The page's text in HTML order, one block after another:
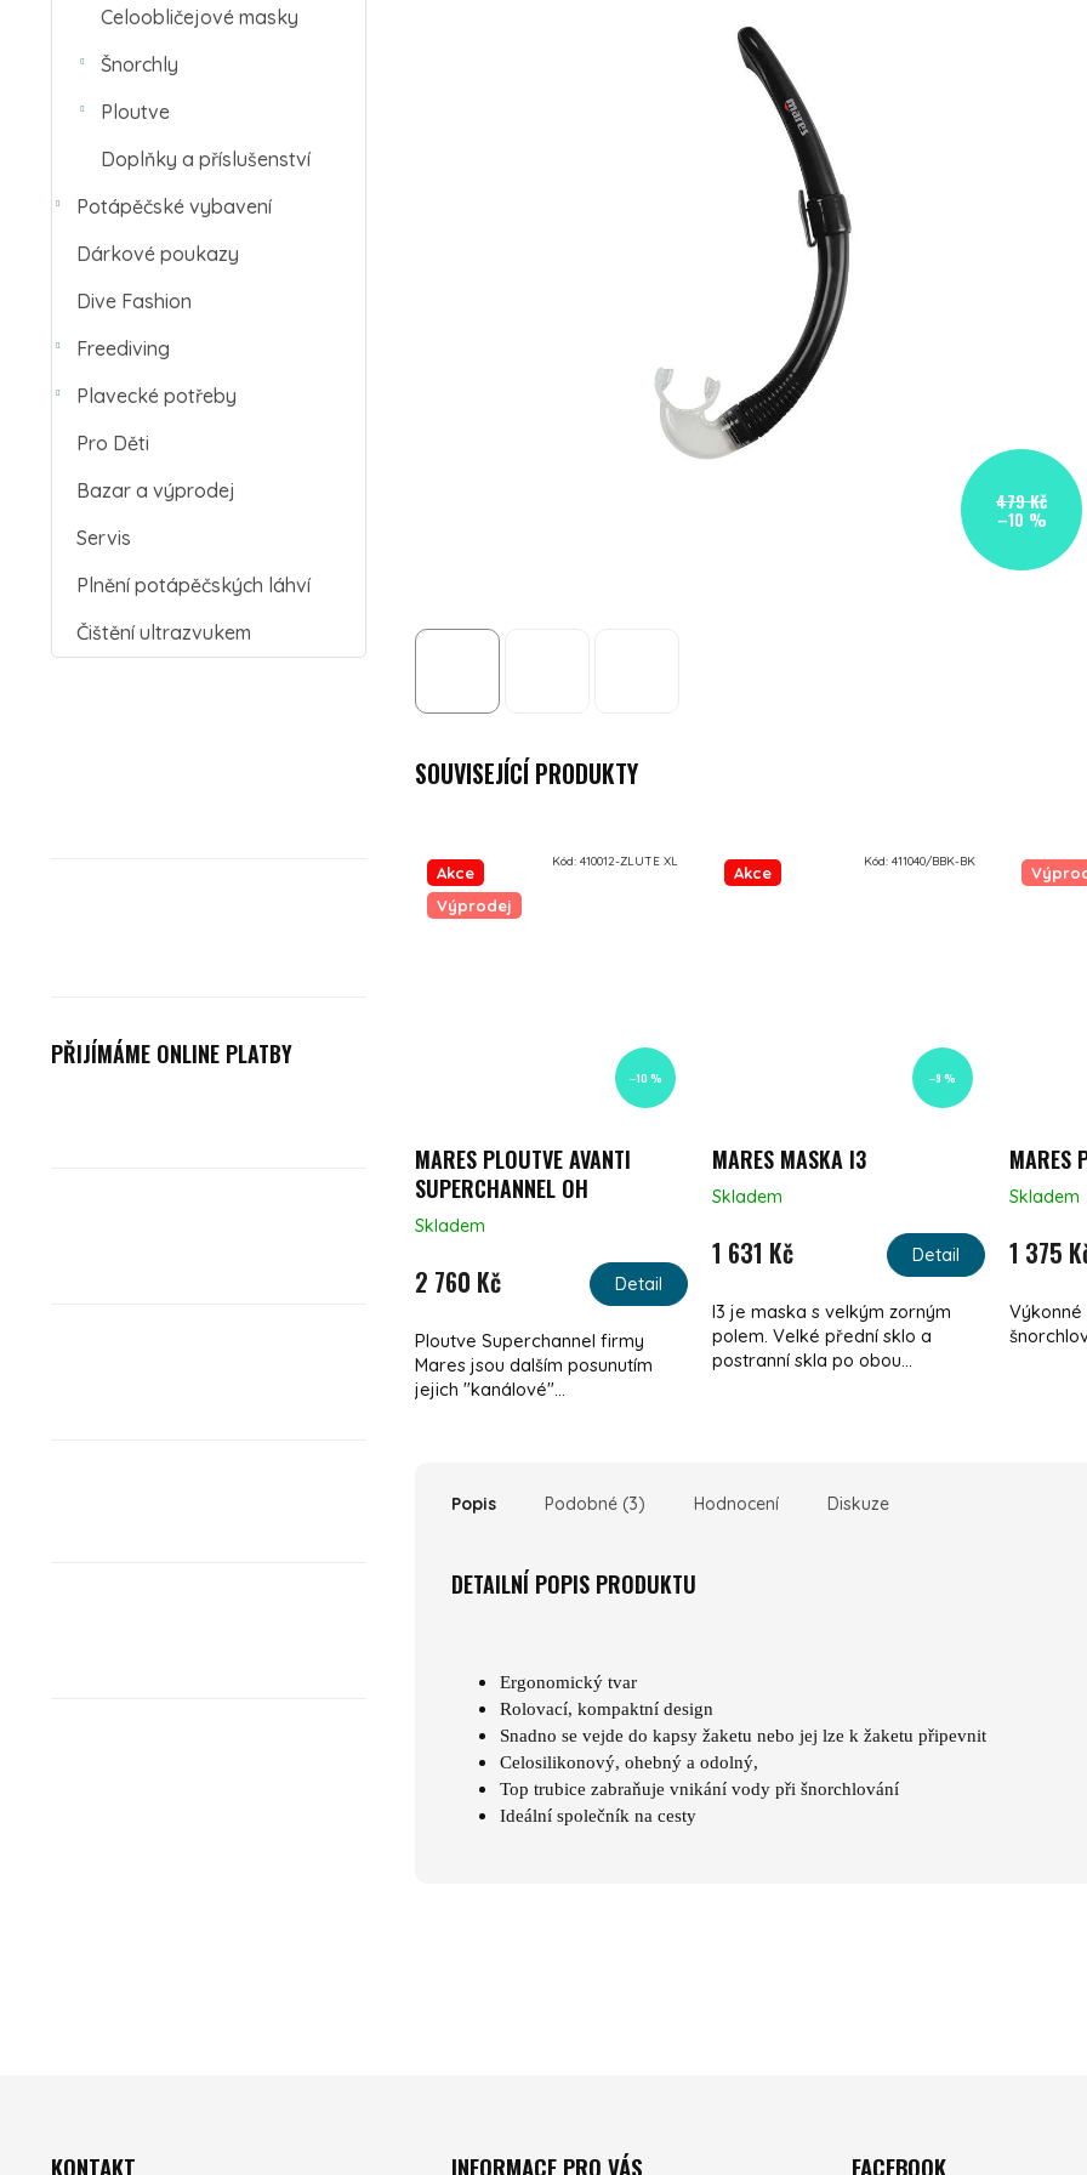
Celoobličejové masky
Šnorchly
Ploutve
Doplňky a příslušenství
Potápěčské vybavení
Dárkové poukazy
Dive Fashion
Freediving
Plavecké potřeby
Pro Děti
Bazar a výprodej
Servis
Plnění potápěčských láhví
Čištění ultrazvukem
PŘIJÍMÁME ONLINE PLATBY
479 Kč
–10 %
SOUVISEJÍCÍ PRODUKTY
Akce
Výprodej
–10 %
MARES PLOUTVE AVANTI
SUPERCHANNEL OH
Skladem
2 760 Kč Detail
Ploutve Superchannel firmy
Mares jsou dalším posunutím
jejich "kanálové"...
Kód: 410012-ZLUTE XL
Akce
–9 %
MARES MASKA I3
Skladem
1 631 Kč Detail
I3 je maska s velkým zorným
polem. Velké přední sklo a
postranní skla po obou...
Kód: 411040/BBK-BK
MARES
Skladem
1 375
Popis Podobné (3) Hodnocení Diskuze
DETAILNÍ POPIS PRODUKTU
Ergonomický tvar
Rolovací, kompaktní design
Snadno se vejde do kapsy žaketu nebo jej lze k žaketu připevnit
Celosilikonový, ohebný a odolný,
Top trubice zabraňuje vnikání vody při šnorchlování
Ideální společník na cesty
KONTAKT INFORMACE PRO VÁS FACEBOOK